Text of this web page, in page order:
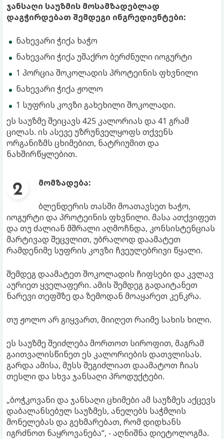
ჯანსაღი საუზმის მოსამზადებლად
დაგჭირდებათ შემდეგი ინგრედიენტები:
ნახევარი ჭიქა ხაჭო
ნახევარი ჭიქა უშაქრო ბერძნული იოგურტი
1 პორცია შოკოლადის პროტეინის ფხვნილი
ნახევარი ჭიქა ჟოლო
1 სუფრის კოვზი გახეხილი შოკოლადი.
ეს საუზმე შეიცავს 425 კალორიას და 41 გრამ
ცილას. ის ასევე უზრუნველყოფს თქვენს
ორგანიზმს ცხიმებით, ნატრიუმით და
ნახშირწყლებით.
მომზადება:
ბლენდერის თასში მოათავსეთ ხაჭო,
იოგურტი და პროტეინის ფხვნილი. მასა ათქვიფეთ
და თუ ძალიან მშრალი აღმოჩნდა, კონსისტენციას
მარტივად შეცვლით, უბრალოდ დაამატეთ
რამდენიმე სუფრის კოვზი ჩვეულებრივი წყალი.
შემდეგ დაამატეთ შოკოლადის ჩიფსები და კვლავ
აურიეთ ყველაფერი. ამის შემდეგ გადაიტანეთ
ნარევი თეფშზე და ზემოდან მოაყარეთ კენკრა.
თუ ჟოლო არ გიყვართ, მიიღეთ რაიმე სახის ხილი.
ეს საუზმე შეიძლება მორთოთ სიროფით, მაგრამ
გაითვალისწინეთ ეს კალორიების დათვლისას.
გარდა ამისა, მუსს შეგიძლიათ დაამატოთ ჩიას
თესლი და სხვა ჯანსაღი პროდუქტები.
„ბოჭკოვანი და ჯანსაღი ცხიმები ამ საუზმეს აქცევს
დაბალანსებულ საუზმეს, ანელებს საჭმლის
მონელებას და გეხმარებათ, რომ დიდხანს
იგრძნოთ ნაყროვანება“, - აღნიშნა დიეტოლოგმა.